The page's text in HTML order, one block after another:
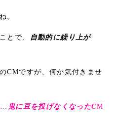
。
とで、
自動的に繰り上が
CMですが、何か気付きませ
… 鬼に豆を投げなくなったCM